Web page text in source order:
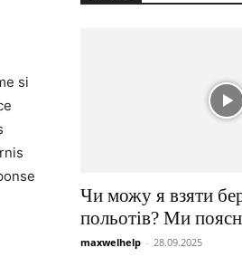
si
Чи можу я взяти
польотів? Ми
maxwelhelp - 28.09.2025